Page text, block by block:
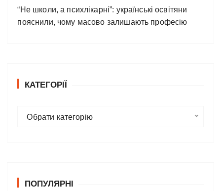
“Не школи, а психлікарні”: українські освітяни
пояснили, чому масово залишають професію
КАТЕГОРІЇ
р
Обрати категорію
ПОПУЛЯРНІ